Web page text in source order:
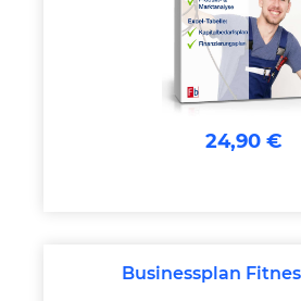
24,90 €
Businessplan